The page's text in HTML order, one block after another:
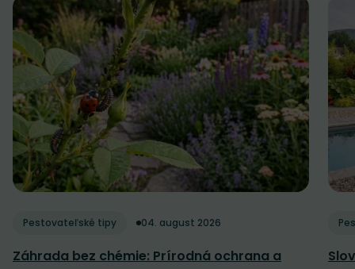
Pestovateľské tipy 04. august 2026
Záhrada bez chémie: Prírodná ochrana a